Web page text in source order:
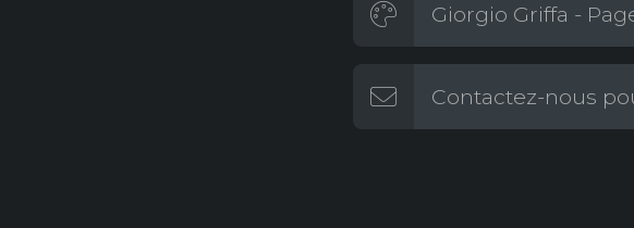
Giorgio Griffa -
Contactez-nous